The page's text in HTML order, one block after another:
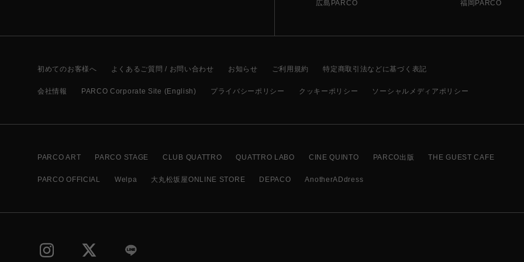
広島PARCO
福岡PARCO
初めてのお客様へ よくあるご質問 / お問い合わせ お知らせ ご利用規約 特定商取引法などに基づく表記
会社情報 PARCO Corporate Site (English) プライバシーポリシー クッキーポリシー ソーシャルメディアポリシー
PARCO ART PARCO STAGE CLUB QUATTRO QUATTRO LABO CINE QUINTO PARCO出版 THE GUEST CAFE
PARCO OFFICIAL Welpa 大丸松坂屋ONLINE STORE DEPACO AnotherADdress